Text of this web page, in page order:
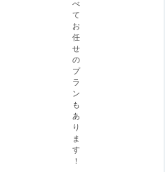
べ
て
お
任
せ
の
プ
ラ
ン
も
あ
り
ま
す
！